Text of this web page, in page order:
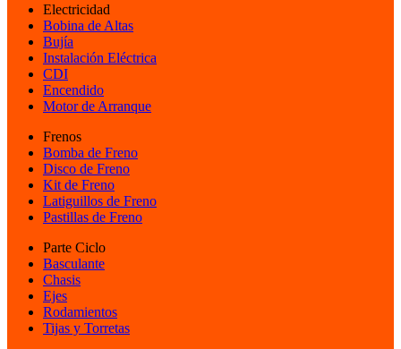
Electricidad
Bobina de Altas
Bujía
Instalación Eléctrica
CDI
Encendido
Motor de Arranque
Frenos
Bomba de Freno
Disco de Freno
Kit de Freno
Latiguillos de Freno
Pastillas de Freno
Parte Ciclo
Basculante
Chasis
Ejes
Rodamientos
Tijas y Torretas